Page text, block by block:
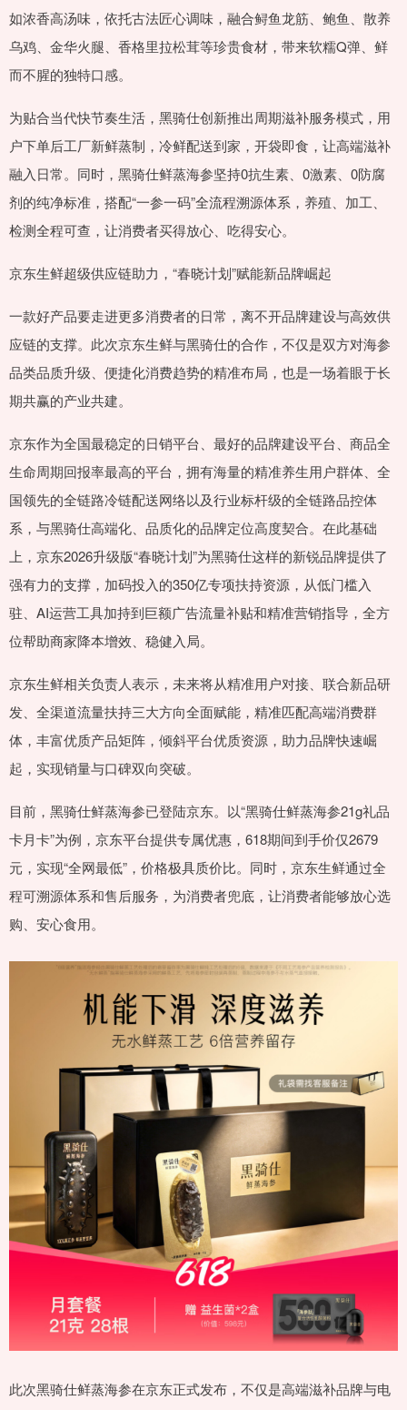
如浓香高汤味，依托古法匠心调味，融合鲟鱼龙筋、鲍鱼、散养
乌鸡、金华火腿、香格里拉松茸等珍贵食材，带来软糯Q弹、鲜
而不腥的独特口感。
为贴合当代快节奏生活，黑骑仕创新推出周期滋补服务模式，用
户下单后工厂新鲜蒸制，冷鲜配送到家，开袋即食，让高端滋补
融入日常。同时，黑骑仕鲜蒸海参坚持0抗生素、0激素、0防腐
剂的纯净标准，搭配“一参一码”全流程溯源体系，养殖、加工、
检测全程可查，让消费者买得放心、吃得安心。
京东生鲜超级供应链助力，“春晓计划”赋能新品牌崛起
一款好产品要走进更多消费者的日常，离不开品牌建设与高效供
应链的支撑。此次京东生鲜与黑骑仕的合作，不仅是双方对海参
品类品质升级、便捷化消费趋势的精准布局，也是一场着眼于长
期共赢的产业共建。
京东作为全国最稳定的日销平台、最好的品牌建设平台、商品全
生命周期回报率最高的平台，拥有海量的精准养生用户群体、全
国领先的全链路冷链配送网络以及行业标杆级的全链路品控体
系，与黑骑仕高端化、品质化的品牌定位高度契合。在此基础
上，京东2026升级版“春晓计划”为黑骑仕这样的新锐品牌提供了
强有力的支撑，加码投入的350亿专项扶持资源，从低门槛入
驻、AI运营工具加持到巨额广告流量补贴和精准营销指导，全方
位帮助商家降本增效、稳健入局。
京东生鲜相关负责人表示，未来将从精准用户对接、联合新品研
发、全渠道流量扶持三大方向全面赋能，精准匹配高端消费群
体，丰富优质产品矩阵，倾斜平台优质资源，助力品牌快速崛
起，实现销量与口碑双向突破。
目前，黑骑仕鲜蒸海参已登陆京东。以“黑骑仕鲜蒸海参21g礼品
卡月卡”为例，京东平台提供专属优惠，618期间到手价仅2679
元，实现“全网最低”，价格极具质价比。同时，京东生鲜通过全
程可溯源体系和售后服务，为消费者兜底，让消费者能够放心选
购、安心食用。
此次黑骑仕鲜蒸海参在京东正式发布，不仅是高端滋补品牌与电